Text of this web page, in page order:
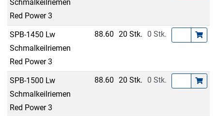
Schmalkeilriemen
Red Power 3
SPB-1450 Lw
Schmalkeilriemen
Red Power 3
88.60 20 Stk. 0 Stk.
SPB-1500 Lw
Schmalkeilriemen
Red Power 3
88.60 20 Stk. 0 Stk.